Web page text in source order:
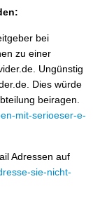
bei
zu einer
Ungünstig
Dies würde
beiragen.
mit-serioeser-e-
Adressen auf
sie-nicht-